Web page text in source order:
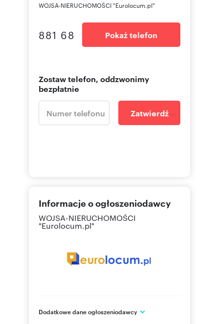
WOJSA-NIERUCHOMOŚCI "Eurolocum.pl"
881 68 Pokaż telefon
Zostaw telefon, oddzwonimy
bezpłatnie
Zatwierdź
Informacje o ogłoszeniodawcy
WOJSA-NIERUCHOMOŚCI
"Eurolocum.pl"
Dodatkowe dane ogłoszeniodawcy